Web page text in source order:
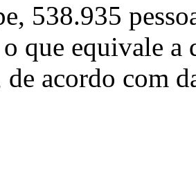
538.935
que equivale a
de acordo com